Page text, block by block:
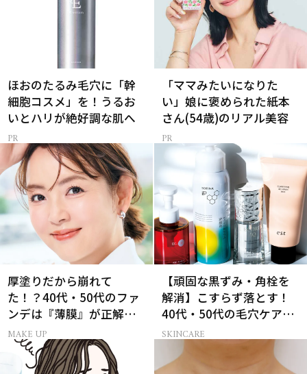
ほおのたるみ毛穴に「幹
細胞コスメ」を！うるお
いとハリが絶好調な肌へ
「ママみたいになりた
い」娘に褒められた紙本
さん(54歳)のリアル美容
厚塗りだから崩れて
た！？40代・50代のファ
ンデは『薄膜』が正解で
した
MAKE UP
【頑固な黒ずみ・角栓を
解消】こすらず落とす！
40代・50代の毛穴ケア4
選
SKINCARE